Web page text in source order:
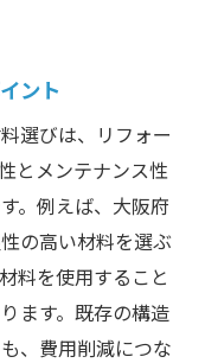
ント
選びは、リフォー
とメンテナンス性
。例えば、大阪府
の高い材料を選ぶ
料を使用すること
ます。既存の構造
、費用削減につな